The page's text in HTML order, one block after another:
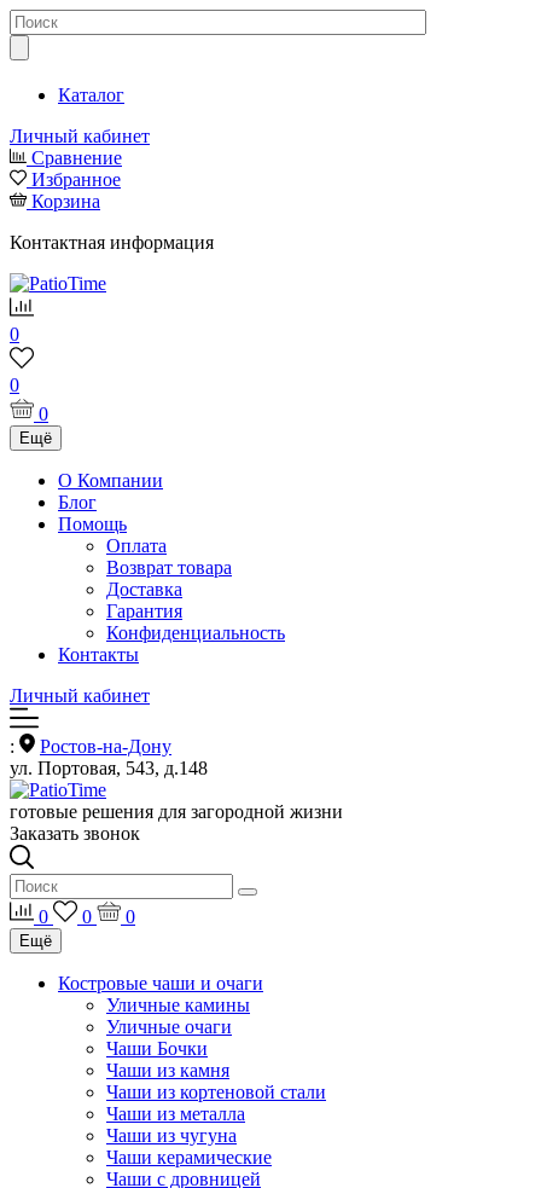
Каталог
Личный кабинет
Сравнение
Избранное
Корзина
Контактная информация
0
0
0
Ещё
О Компании
Блог
Помощь
Оплата
Возврат товара
Доставка
Гарантия
Конфиденциальность
Контакты
Личный кабинет
:
Ростов-на-Дону
ул. Портовая, 543, д.148
готовые решения для загородной жизни
Заказать звонок
0 0 0
Ещё
Костровые чаши и очаги
Уличные камины
Уличные очаги
Чаши Бочки
Чаши из камня
Чаши из кортеновой стали
Чаши из металла
Чаши из чугуна
Чаши керамические
Чаши с дровницей